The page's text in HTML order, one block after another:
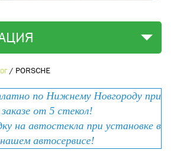
/ PORSCHE
по Нижнему Новгороду при
заказе от 5 стекол!
на автостекла при установке в
нашем автосервисе!